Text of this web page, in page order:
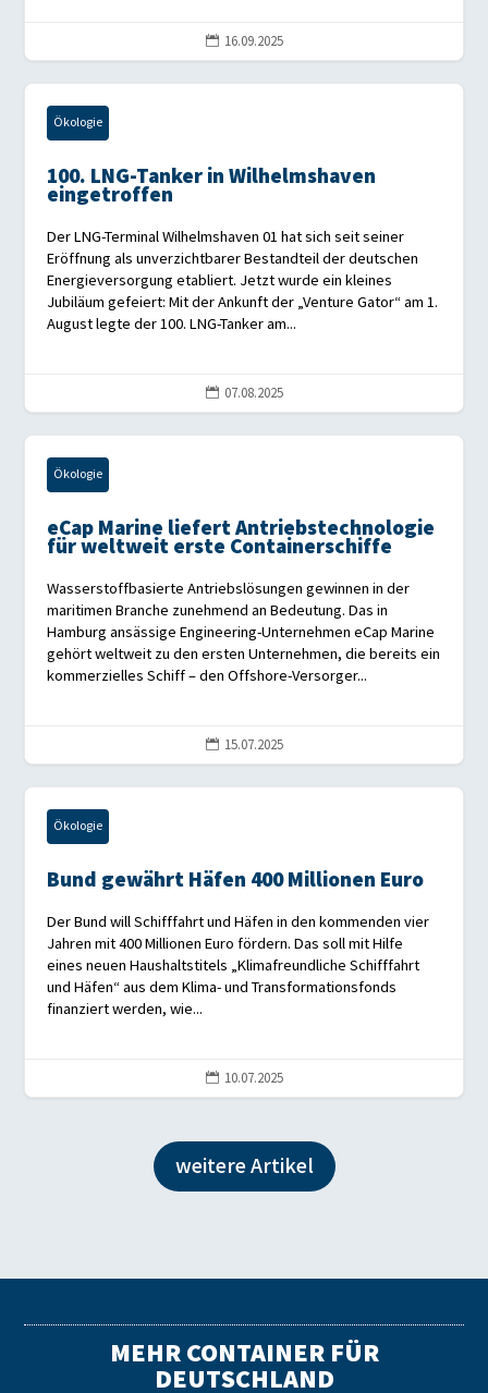
 16.09.2025
Ökologie
100. LNG-Tanker in Wilhelmshaven
eingetroffen
Der LNG-Terminal Wilhelmshaven 01 hat sich seit seiner
Eröffnung als unverzichtbarer Bestandteil der deutschen
Energieversorgung etabliert. Jetzt wurde ein kleines
Jubiläum gefeiert: Mit der Ankunft der „Venture Gator“ am 1.
August legte der 100. LNG-Tanker am...
 07.08.2025
Ökologie
eCap Marine liefert Antriebstechnologie
für weltweit erste Containerschiffe
Wasserstoffbasierte Antriebslösungen gewinnen in der
maritimen Branche zunehmend an Bedeutung. Das in
Hamburg ansässige Engineering-Unternehmen eCap Marine
gehört weltweit zu den ersten Unternehmen, die bereits ein
kommerzielles Schiff – den Offshore-Versorger...
 15.07.2025
Ökologie
Bund gewährt Häfen 400 Millionen Euro
Der Bund will Schifffahrt und Häfen in den kommenden vier
Jahren mit 400 Millionen Euro fördern. Das soll mit Hilfe
eines neuen Haushaltstitels „Klimafreundliche Schifffahrt
und Häfen“ aus dem Klima- und Transformationsfonds
finanziert werden, wie...
 10.07.2025
weitere Artikel
MEHR CONTAINER FÜR
DEUTSCHLAND